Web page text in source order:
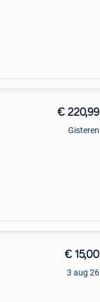
€ 220,99
Gisteren
€ 15,00
3 aug 26